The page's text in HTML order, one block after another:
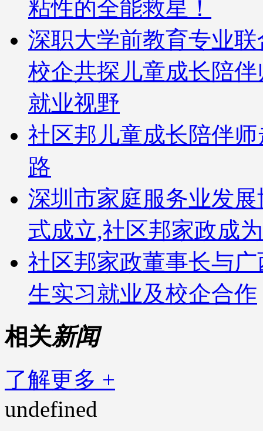
粘性的全能救星！
深职大学前教育专业
校企共探儿童成长陪
就业视野
社区邦儿童成长陪伴
路
深圳市家庭服务业发
式成立,社区邦家政成
社区邦家政董事长与
生实习就业及校企合作
相关新闻
了解更多 +
undefined